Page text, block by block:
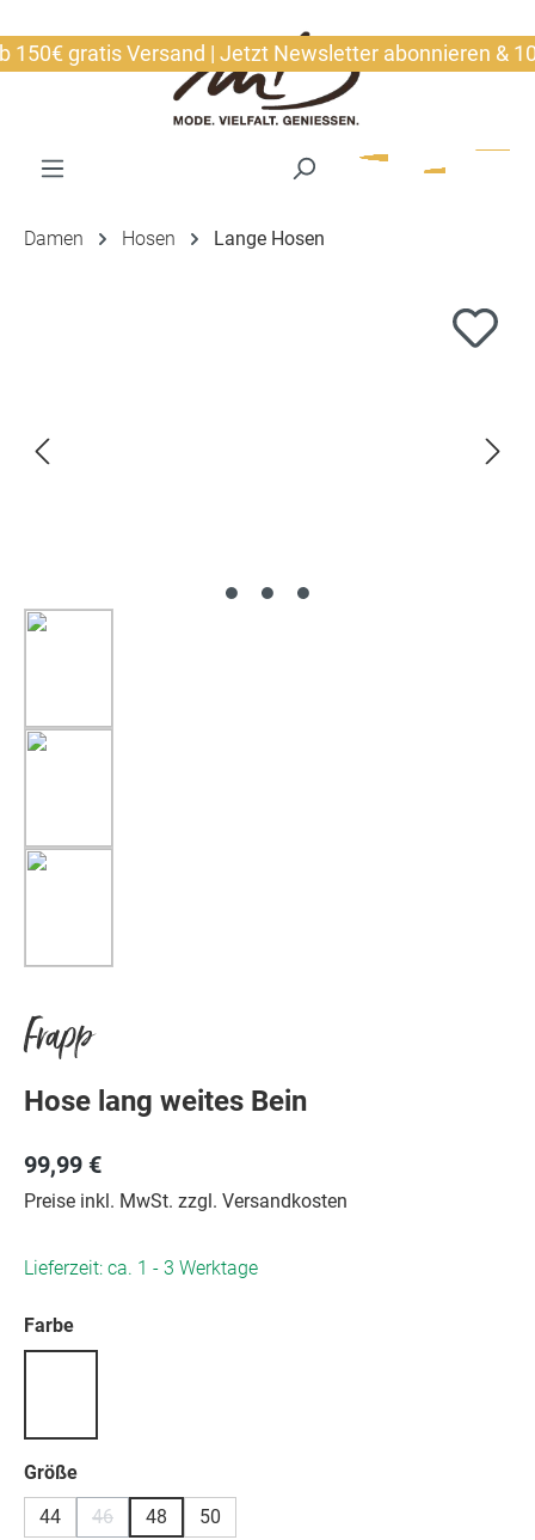
gratis Versand | Jetzt Newsletter abonnieren & 10€
Damen Hosen Lange Hosen
Frapp
Hose lang weites Bein
99,99 €
Preise inkl. MwSt. zzgl. Versandkosten
Lieferzeit: ca. 1 - 3 Werktage
Farbeauswählen
Größeauswählen
44
46
(Diese Option ist zurzeit nicht verfügbar.)
48 50